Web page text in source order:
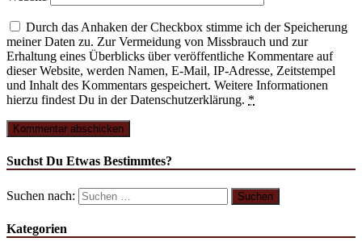
Durch das Anhaken der Checkbox stimme ich der Speicherung
meiner Daten zu. Zur Vermeidung von Missbrauch und zur
Erhaltung eines Überblicks über veröffentliche Kommentare auf
dieser Website, werden Namen, E-Mail, IP-Adresse, Zeitstempel
und Inhalt des Kommentars gespeichert. Weitere Informationen
hierzu findest Du in der Datenschutzerklärung. *
Suchst Du Etwas Bestimmtes?
Suchen nach:
Kategorien